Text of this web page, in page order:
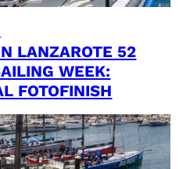
LANZAROTE 52
WEEK:
FOTOFINISH